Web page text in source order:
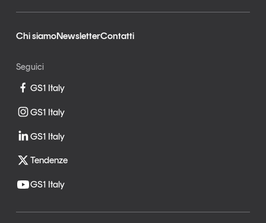
Chi siamoNewsletterContatti
Seguici
GS1 Italy
GS1 Italy
GS1 Italy
Tendenze
GS1 Italy